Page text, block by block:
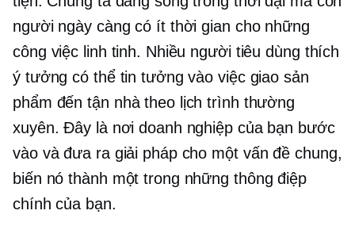
người ngày càng có ít thời gian cho những
công việc linh tinh. Nhiều người tiêu dùng thích
ý tưởng có thể tin tưởng vào việc giao sản
phẩm đến tận nhà theo lịch trình thường
xuyên. Đây là nơi doanh nghiệp của bạn bước
vào và đưa ra giải pháp cho một vấn đề chung,
biến nó thành một trong những thông điệp
chính của bạn.